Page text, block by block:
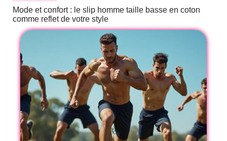
Mode et confort : le slip homme taille basse en coton
comme reflet de votre style